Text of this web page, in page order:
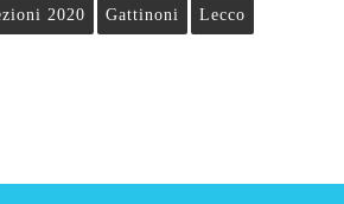
2020 Gattinoni Lecco